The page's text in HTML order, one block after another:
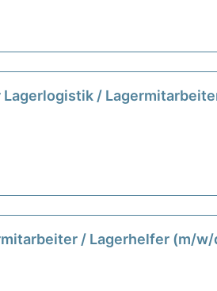
/
/ Lagerhelfer (m/w/